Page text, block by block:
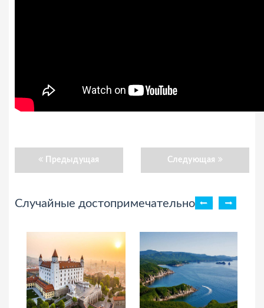
Предыдущая Следующая
Случайные достопримечательности